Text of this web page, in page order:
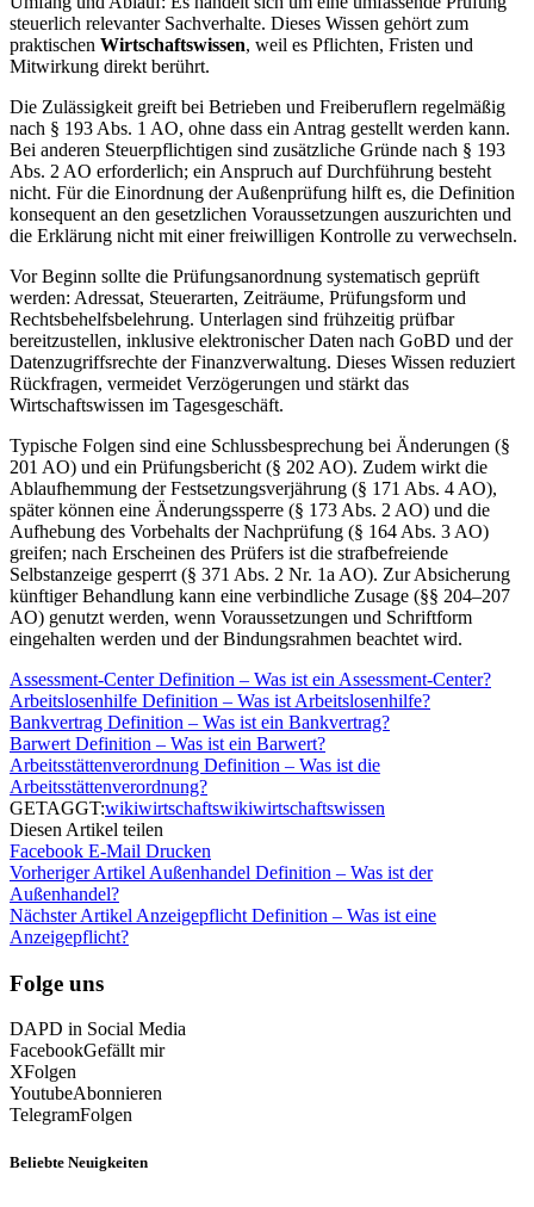
steuerlich relevanter Sachverhalte. Dieses Wissen gehört zum
praktischen Wirtschaftswissen, weil es Pflichten, Fristen und
Mitwirkung direkt berührt.
Die Zulässigkeit greift bei Betrieben und Freiberuflern regelmäßig
nach § 193 Abs. 1 AO, ohne dass ein Antrag gestellt werden kann.
Bei anderen Steuerpflichtigen sind zusätzliche Gründe nach § 193
Abs. 2 AO erforderlich; ein Anspruch auf Durchführung besteht
nicht. Für die Einordnung der Außenprüfung hilft es, die Definition
konsequent an den gesetzlichen Voraussetzungen auszurichten und
die Erklärung nicht mit einer freiwilligen Kontrolle zu verwechseln.
Vor Beginn sollte die Prüfungsanordnung systematisch geprüft
werden: Adressat, Steuerarten, Zeiträume, Prüfungsform und
Rechtsbehelfsbelehrung. Unterlagen sind frühzeitig prüfbar
bereitzustellen, inklusive elektronischer Daten nach GoBD und der
Datenzugriffsrechte der Finanzverwaltung. Dieses Wissen reduziert
Rückfragen, vermeidet Verzögerungen und stärkt das
Wirtschaftswissen im Tagesgeschäft.
Typische Folgen sind eine Schlussbesprechung bei Änderungen (§
201 AO) und ein Prüfungsbericht (§ 202 AO). Zudem wirkt die
Ablaufhemmung der Festsetzungsverjährung (§ 171 Abs. 4 AO),
später können eine Änderungssperre (§ 173 Abs. 2 AO) und die
Aufhebung des Vorbehalts der Nachprüfung (§ 164 Abs. 3 AO)
greifen; nach Erscheinen des Prüfers ist die strafbefreiende
Selbstanzeige gesperrt (§ 371 Abs. 2 Nr. 1a AO). Zur Absicherung
künftiger Behandlung kann eine verbindliche Zusage (§§ 204–207
AO) genutzt werden, wenn Voraussetzungen und Schriftform
eingehalten werden und der Bindungsrahmen beachtet wird.
Assessment-Center Definition – Was ist ein Assessment-Center?
Arbeitslosenhilfe Definition – Was ist Arbeitslosenhilfe?
Bankvertrag Definition – Was ist ein Bankvertrag?
Barwert Definition – Was ist ein Barwert?
Arbeitsstättenverordnung Definition – Was ist die
Arbeitsstättenverordnung?
GETAGGT:wikiwirtschaftswikiwirtschaftswissen
Diesen Artikel teilen
Facebook E-Mail Drucken
Vorheriger Artikel Außenhandel Definition – Was ist der
Außenhandel?
Nächster Artikel Anzeigepflicht Definition – Was ist eine
Anzeigepflicht?
Folge uns
DAPD in Social Media
FacebookGefällt mir
XFolgen
YoutubeAbonnieren
TelegramFolgen
Beliebte Neuigkeiten